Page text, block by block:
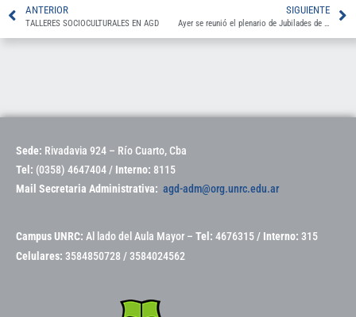
ANTERIOR
TALLERES SOCIOCULTURALES EN AGD
SIGUIENTE
Sede: Rivadavia 924 – Río Cuarto, Cba
Tel: (0358) 4647404 / Interno: 8115
Mail Secretaria Administrativa: agd-adm@org.unrc.edu.ar
Campus UNRC: Al lado del Aula Mayor – Tel: 4676315 / Interno: 315
Celulares: 3584850728 / 3584024562